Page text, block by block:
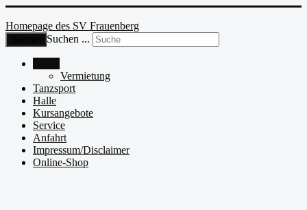
Homepage des SV Frauenberg
Suchen ...
Vermietung
Tanzsport
Halle
Kursangebote
Service
Anfahrt
Impressum/Disclaimer
Online-Shop